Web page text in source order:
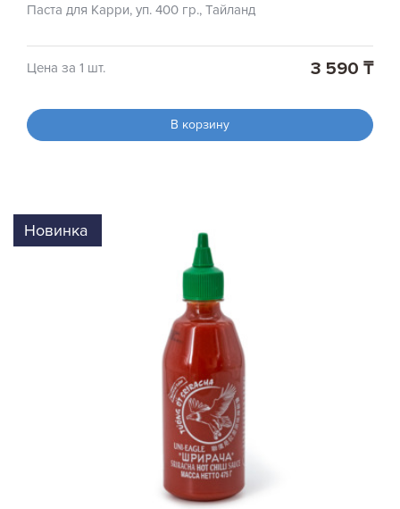
Паста для Карри, уп. 400 гр., Тайланд
Цена за 1 шт. 3 590 ₸
В корзину
Новинка